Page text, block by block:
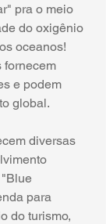
pra o meio
do oxigênio
oceanos!
fornecem
e podem
global.
diversas
para
do turismo,